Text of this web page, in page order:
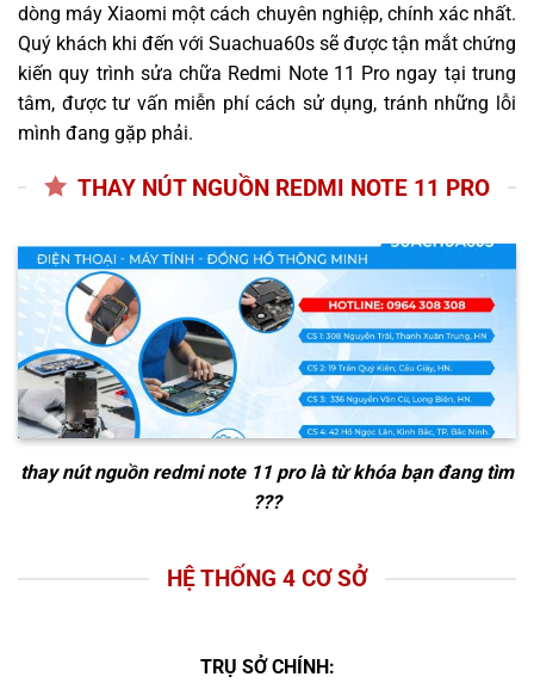
dòng máy Xiaomi một cách chuyên nghiệp, chính xác nhất.
Quý khách khi đến với Suachua60s sẽ được tận mắt chứng
kiến quy trình sửa chữa Redmi Note 11 Pro ngay tại trung
tâm, được tư vấn miễn phí cách sử dụng, tránh những lỗi
mình đang gặp phải.
THAY NÚT NGUỒN REDMI NOTE 11 PRO
thay nút nguồn redmi note 11 prolà từ khóa bạn đang tìm
???
HỆ THỐNG 4 CƠ SỞ
TRỤ SỞ CHÍNH: